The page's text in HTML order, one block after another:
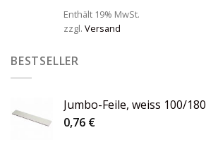
Enthält 19% MwSt.
zzgl. Versand
BESTSELLER
Jumbo-Feile, weiss 100/180
0,76 €